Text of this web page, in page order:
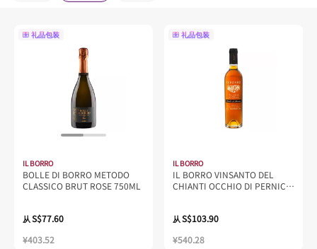
礼品包装
IL BORRO
BOLLE DI BORRO METODO
CLASSICO BRUT ROSE 750ML
从S$77.60
¥403.52
礼品包装
IL BORRO
IL BORRO VINSANTO DEL
CHIANTI OCCHIO DI PERNICE
从S$103.90
¥540.28